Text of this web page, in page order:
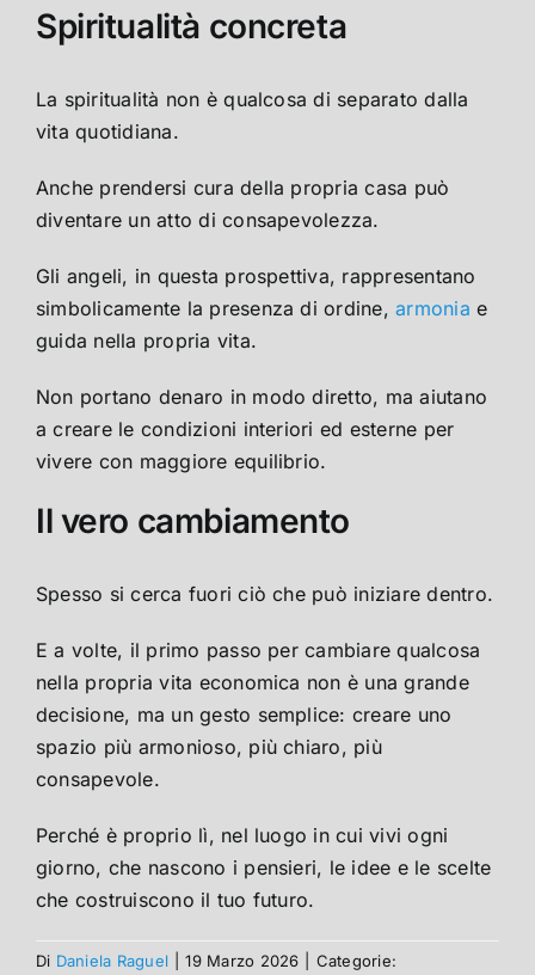
Spiritualità concreta
La spiritualità non è qualcosa di separato dalla
vita quotidiana.
Anche prendersi cura della propria casa può
diventare un atto di consapevolezza.
Gli angeli, in questa prospettiva, rappresentano
simbolicamente la presenza di ordine,armonia e
guida nella propria vita.
Non portano denaro in modo diretto, ma aiutano
a creare le condizioni interiori ed esterne per
vivere con maggiore equilibrio.
Il vero cambiamento
Spesso si cerca fuori ciò che può iniziare dentro.
E a volte, il primo passo per cambiare qualcosa
nella propria vita economica non è una grande
decisione, ma un gesto semplice: creare uno
spazio più armonioso, più chiaro, più
consapevole.
Perché è proprio lì, nel luogo in cui vivi ogni
giorno, che nascono i pensieri, le idee e le scelte
che costruiscono il tuo futuro.
Di Daniela Raguel 19 Marzo 2026
Categorie: